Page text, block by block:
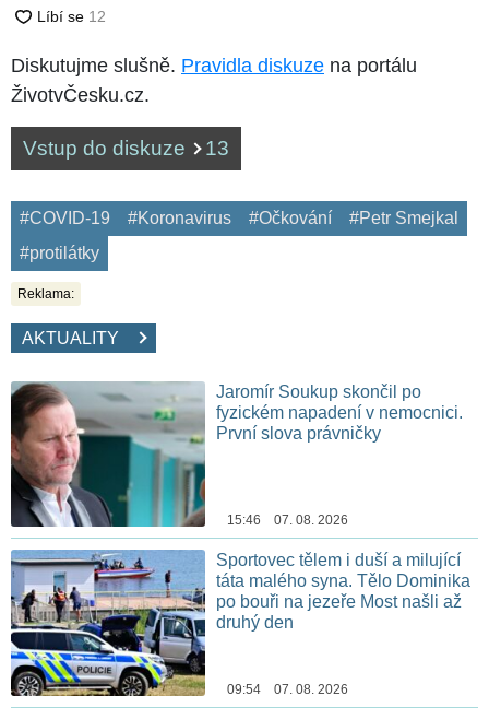
Diskutujme slušně. Pravidla diskuze na portálu
ŽivotvČesku.cz.
Vstup do diskuze 13
#COVID-19 #Koronavirus #Očkování
#Petr Smejkal
#protilátky
Reklama:
AKTUALITY
Jaromír Soukup skončil po
fyzickém napadení v nemocnici.
První slova právničky
15:46 07. 08. 2026
Sportovec tělem i duší a milující
táta malého syna. Tělo Dominika
po bouři na jezeře Most našli až
druhý den
09:54 07. 08. 2026